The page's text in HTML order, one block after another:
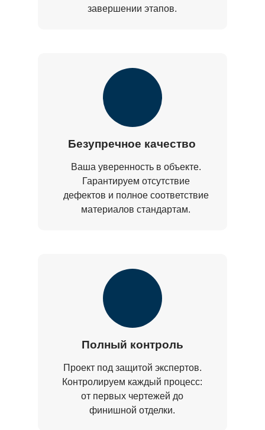
завершении этапов.
Безупречное качество
Ваша уверенность в объекте.
Гарантируем отсутствие
дефектов и полное соответствие
материалов стандартам.
Полный контроль
Проект под защитой экспертов.
Контролируем каждый процесс:
от первых чертежей до
финишной отделки.